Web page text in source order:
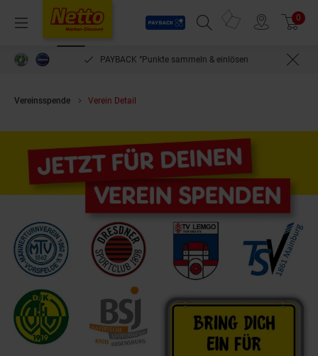
Menü
Payback
Suchfeld einblenden
Prospekte 0
PAYBACK °Punkte sammeln & einlösen
Vereinsspende Verein Detail